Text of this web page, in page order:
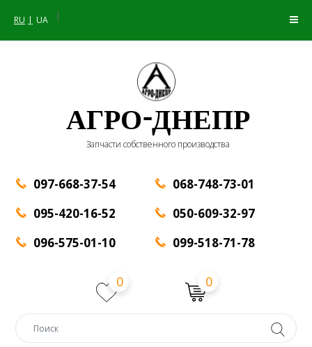
RU UA |
АГРО-ДНЕПР
Запчасти собственного производства
097-668-37-54
095-420-16-52
096-575-01-10
068-748-73-01
050-609-32-97
099-518-71-78
0 0